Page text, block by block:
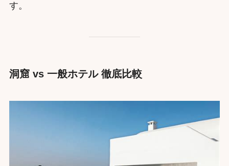
す。
洞窟 vs 一般ホテル 徹底比較